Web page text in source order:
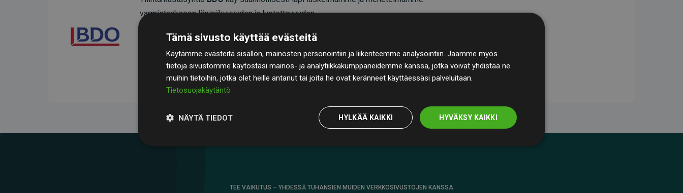
varmistaakseen läpinäkyvyyden ja luotettavuuden.
Heidän tarkastuksensa osoittavat, että investoinnit ilmastohankkeisiin
jäsenverkkosivustoilla – selkeä todiste toimintatapamme todellisesta
vaikutuksesta.
TEE VAIKUTUS – YHDESSÄ TUHANSIEN MUIDEN VERKKOSIVUSTOJEN KANSSA
Tämä sivusto käyttää evästeitä
Käytämme evästeitä sisällön, mainosten personointiin ja liikenteemme analysointiin. Jaamme myös
tietoja sivustomme käytöstäsi mainos- ja analytiikkakumppaneidemme kanssa, jotka voivat yhdistää ne
muihin tietoihin, jotka olet heille antanut tai joita he ovat keränneet käyttäessäsi palveluitaan.
Tietosuojakäytäntö
HYVÄKSY KAIKKI
HYLKÄÄ KAIKKI
NÄYTÄ TIEDOT